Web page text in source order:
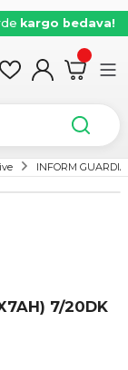
kargo bedava!
INFORM
7/20DK